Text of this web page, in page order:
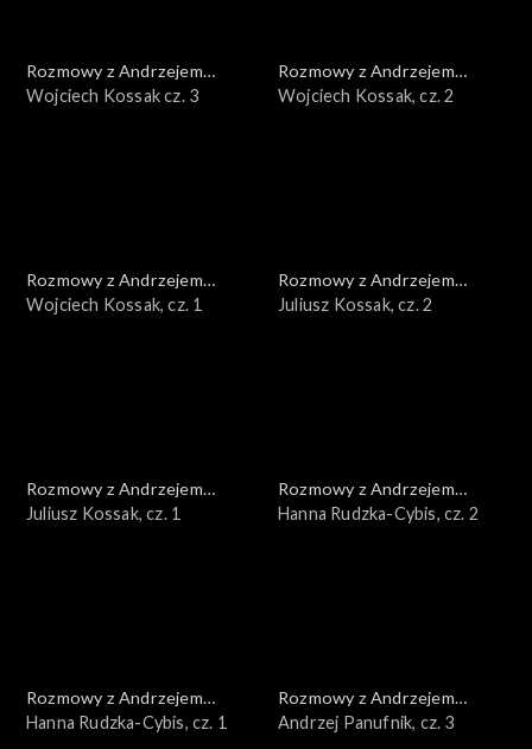
Rozmowy z Andrzejem
Doboszem
Wojciech Kossak cz. 3
Rozmowy z Andrzejem
Doboszem
Wojciech Kossak, cz. 2
Rozmowy z Andrzejem
Doboszem
Wojciech Kossak, cz. 1
Rozmowy z Andrzejem
Doboszem
Juliusz Kossak, cz. 2
Rozmowy z Andrzejem
Doboszem
Juliusz Kossak, cz. 1
Rozmowy z Andrzejem
Doboszem
Hanna Rudzka-Cybis, cz. 2
Rozmowy z Andrzejem
Doboszem
Hanna Rudzka-Cybis, cz. 1
Rozmowy z Andrzejem
Doboszem
Andrzej Panufnik, cz. 3